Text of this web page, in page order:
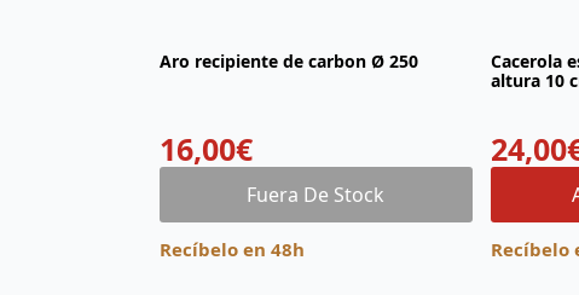
Aro recipiente de carbon Ø 250
16,00€
Fuera De Stock
Recíbelo en 48h
Cacerola
altura 10
24,00
Recíbelo